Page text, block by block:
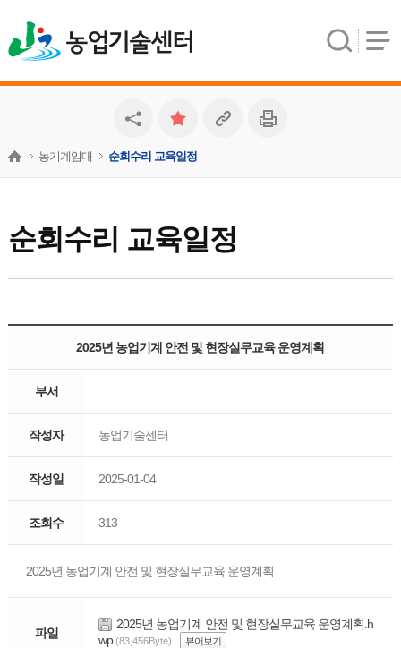
농업기술센터
순회수리 교육일정
농기계임대 순회수리 교육일정
2025년 농업기계 안전 및 현장실무교육 운영계획
부서
작성자 농업기술센터
작성일 2025-01-04
조회수 313
2025년 농업기계 안전 및 현장실무교육 운영계획
파일
2025년 농업기계 안전 및 현장실무교육 운영계획.h
wp (83,456Byte) 뷰어보기